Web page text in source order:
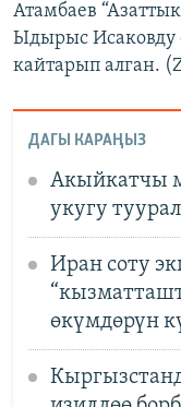
Атамбаев
Ыдырыс Исаковду
кайтарып алган.
ДАГЫ КАРАҢЫЗ
Акыйкатчы
укугу
Иран соту
өкүмдөрүн